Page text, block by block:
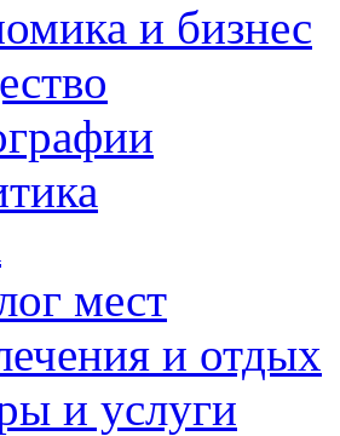
и бизнес
мест
и отдых
и услуги